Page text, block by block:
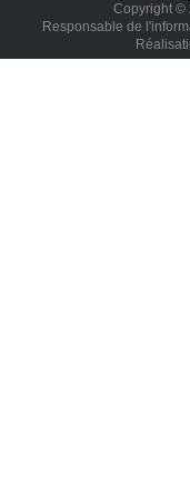
Copyright ©
Responsable de